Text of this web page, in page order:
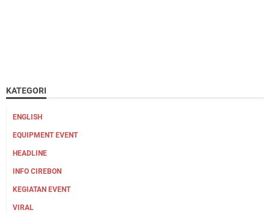
KATEGORI
ENGLISH
EQUIPMENT EVENT
HEADLINE
INFO CIREBON
KEGIATAN EVENT
VIRAL